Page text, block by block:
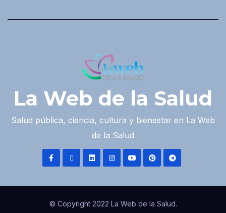
La Web de la Salud
Salud pública, ciencia, cultura y bienestar en La Web
de la Salud
© Copyright 2022 La Web de la Salud.